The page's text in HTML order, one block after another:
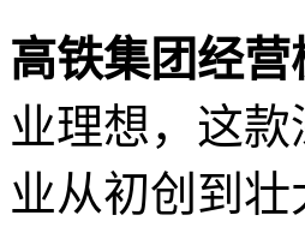
高铁集团经
业理想，这
业从初创到